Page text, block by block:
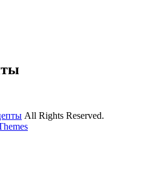
All Rights Reserved.